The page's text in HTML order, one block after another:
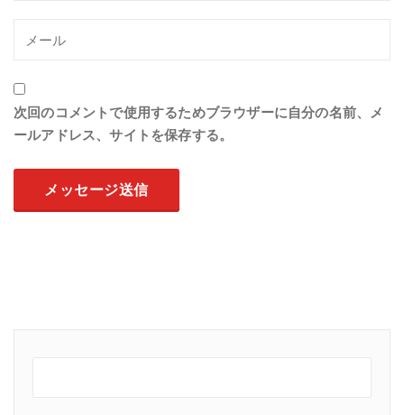
次回のコメントで使用するためブラウザーに自分の名前、メ
ールアドレス、サイトを保存する。